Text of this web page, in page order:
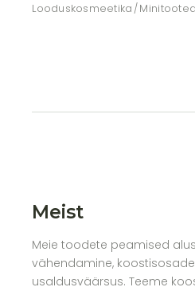
Looduskosmeetika Minitooted
Meist
Meie toodete peamised
vähendamine,
usaldusväärsus. Teeme